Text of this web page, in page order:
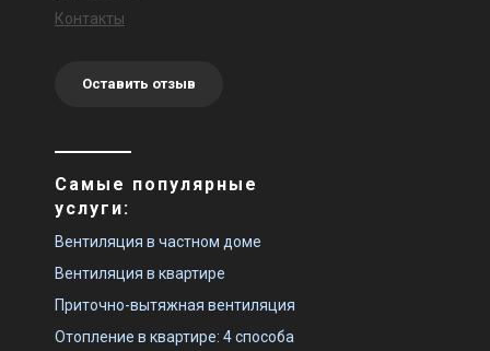
Контакты
Оставить отзыв
Самые популярные
услуги:
Вентиляция в частном доме
Вентиляция в квартире
Приточно-вытяжная вентиляция
Отопление в квартире: 4 способа